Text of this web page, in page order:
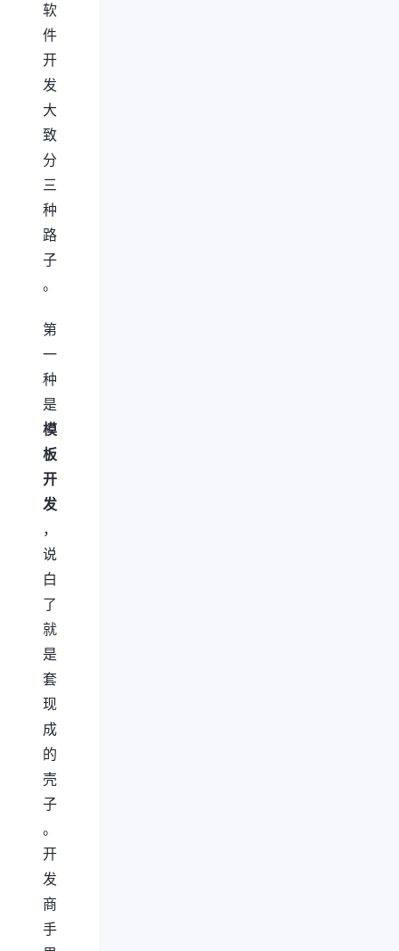
软
件
开
发
大
致
分
三
种
路
子
。
第
一
种
是
模
板
开
发
，
说
白
了
就
是
套
现
成
的
壳
子
。
开
发
商
手